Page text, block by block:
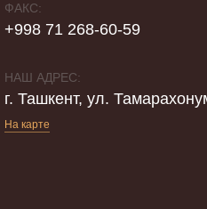
ФАКС:
+998 71 268-60-59
НАШ АДРЕС:
г. Ташкент, ул.
На карте